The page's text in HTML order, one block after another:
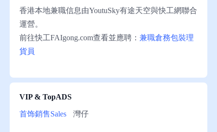
信
息
註
幫
助
香港本地兼職信息由YoutuSky有途天空與快工網聯合
運營。
前往快工FAIgong.com查看並應聘： 兼職倉務包裝理
貨員
VIP & TopADS
首饰銷售Sales 灣仔